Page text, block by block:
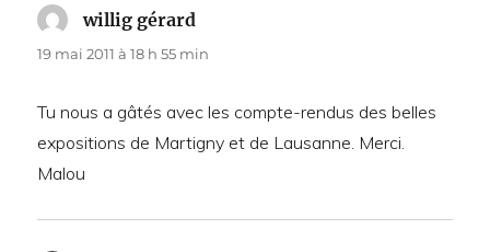
willig gérard
19 mai 2011 à 18 h 55 min
Tu nous a gâtés avec les compte-rendus des belles
expositions de Martigny et de Lausanne. Merci.
Malou